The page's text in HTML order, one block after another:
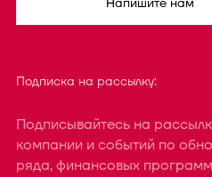
Подписка на рассылку:
Подписывайтесь на
компании и событий по
ряда, финансовых